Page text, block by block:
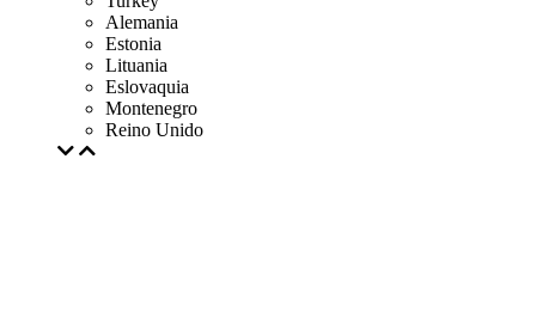
Alemania
Estonia
Lituania
Eslovaquia
Montenegro
Reino Unido